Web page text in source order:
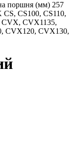
поршня (мм) 257
CS100, CS110,
CVX, CVX1135,
CVX120, CVX130,